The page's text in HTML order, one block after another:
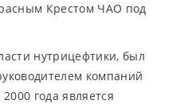
Крестом ЧАО под
нутрицефтики, был
компаний
года является